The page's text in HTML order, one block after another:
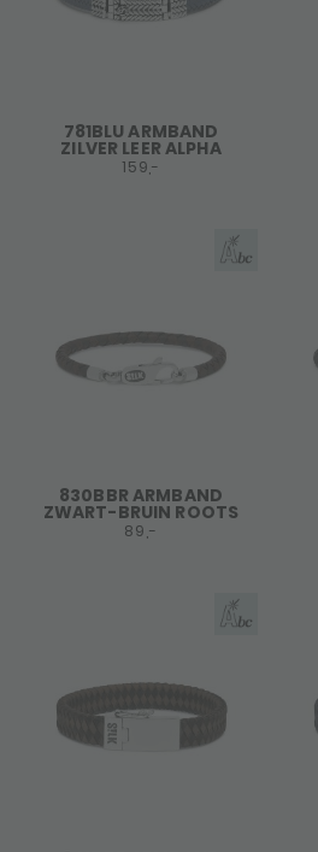
781BLU ARMBAND
ZILVER LEER ALPHA
159,-
830BBR ARMBAND
ZWART-BRUIN ROOTS
89,-